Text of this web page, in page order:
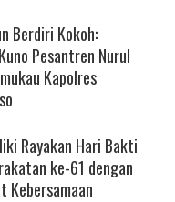
Berdiri Kokoh:
Pesantren Nurul
Kapolres
Rayakan Hari Bakti
ke-61 dengan
Kebersamaan